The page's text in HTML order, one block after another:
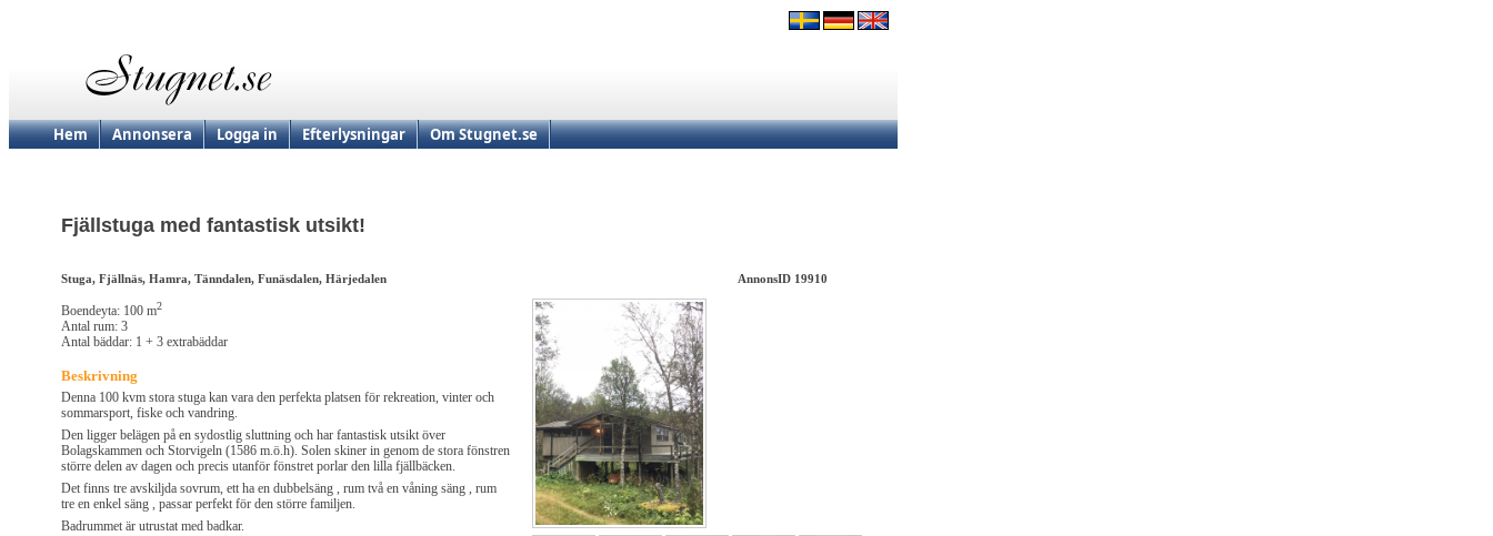
Hem Annonsera Logga in Efterlysningar Om Stugnet.se
Fjällstuga med fantastisk utsikt!
Stuga, Fjällnäs, Hamra, Tänndalen, Funäsdalen, Härjedalen AnnonsID 19910
Boendeyta: 100 m2
Antal rum: 3
Antal bäddar: 1 + 3 extrabäddar
Beskrivning
Denna 100 kvm stora stuga kan vara den perfekta platsen för rekreation, vinter och
sommarsport, fiske och vandring.
Den ligger belägen på en sydostlig sluttning och har fantastisk utsikt över
Bolagskammen och Storvigeln (1586 m.ö.h). Solen skiner in genom de stora fönstren
större delen av dagen och precis utanför fönstret porlar den lilla fjällbäcken.
Det finns tre avskiljda sovrum, ett ha en dubbelsäng , rum två en våning säng , rum
tre en enkel säng , passar perfekt för den större familjen.
Badrummet är utrustat med badkar.